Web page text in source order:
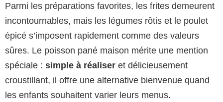
Parmi les préparations favorites, les frites demeurent
incontournables, mais les légumes rôtis et le poulet
épicé s’imposent rapidement comme des valeurs
sûres. Le poisson pané maison mérite une mention
spéciale : simple à réaliser et délicieusement
croustillant, il offre une alternative bienvenue quand
les enfants souhaitent varier leurs menus.